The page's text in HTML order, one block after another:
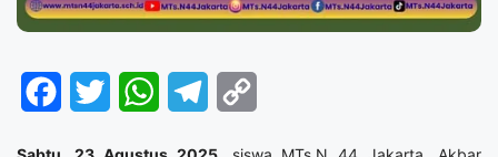
Facebook
Twitter WhatsAppTelegram